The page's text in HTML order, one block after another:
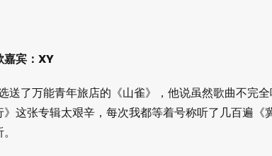
嘉宾：XY
送了万能青年旅店的《山雀》，他说虽然歌曲不完
》这张专辑太艰辛，每次我都等着号称听了几百遍